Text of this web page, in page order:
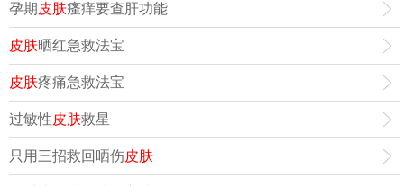
孕期 皮肤瘙痒要查肝功能
皮肤晒红急救法宝
皮肤疼痛急救法宝
过敏性皮肤救星
只用三招救回晒伤皮肤